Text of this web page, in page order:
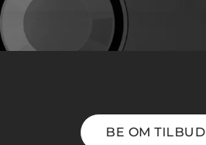
BE OM TILBUD